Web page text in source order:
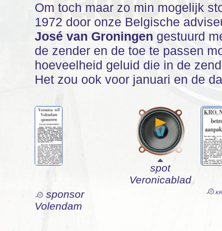
Om toch maar zo min mogelijk
1972 door onze Belgische
José van Groningen gestuurd
de zender en de toe te passen
hoeveelheid geluid die in de
Het zou ook voor januari en de
spot
Veronicablad
sponsor
Volendam